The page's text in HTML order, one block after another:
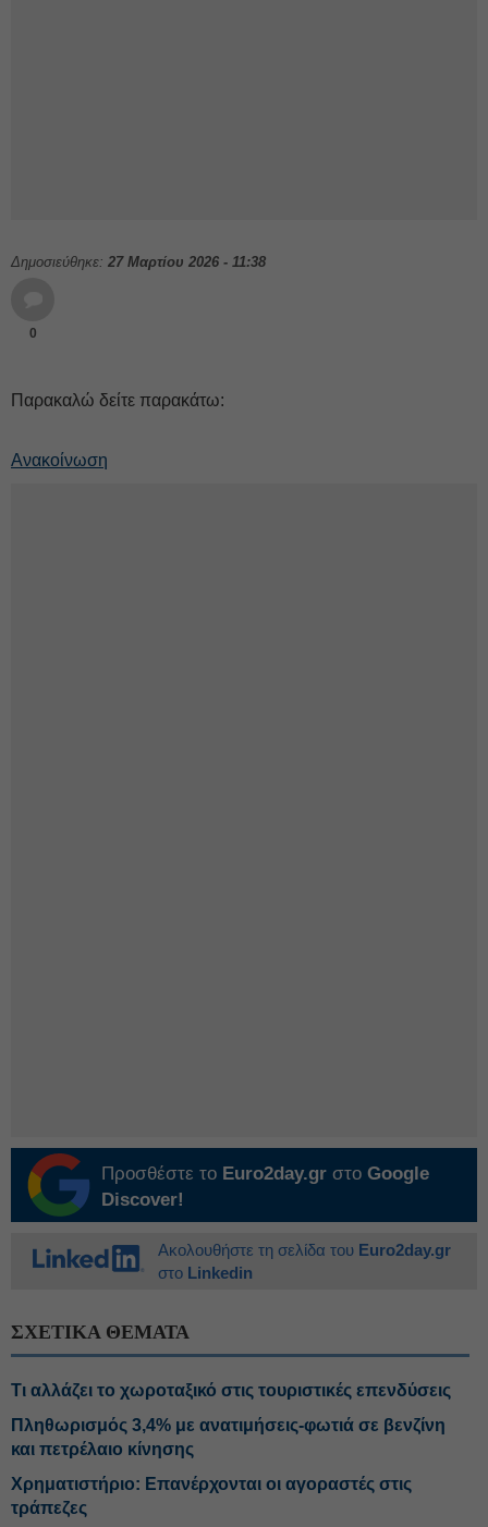
Δημοσιεύθηκε: 27 Μαρτίου 2026 - 11:38
0
Παρακαλώ δείτε παρακάτω:
Ανακοίνωση
Προσθέστε το Euro2day.gr στο Google
Discover!
Ακολουθήστε τη σελίδα του Euro2day.gr
στο Linkedin
ΣΧΕΤΙΚΑ ΘΕΜΑΤΑ
Τι αλλάζει το χωροταξικό στις τουριστικές επενδύσεις
Πληθωρισμός 3,4% με ανατιμήσεις-φωτιά σε βενζίνη
και πετρέλαιο κίνησης
Χρηματιστήριο: Επανέρχονται οι αγοραστές στις
τράπεζες